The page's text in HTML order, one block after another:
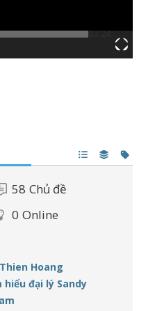
03:24
58 Chủ đề
0 Online
Thien Hoang
hiểu đại lý Sandy